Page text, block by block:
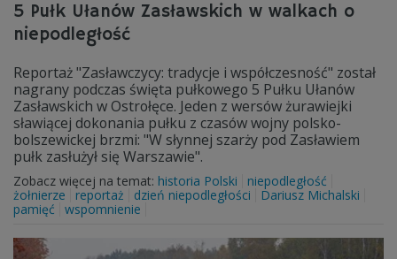
5 Pułk Ułanów Zasławskich w walkach o
niepodległość
Reportaż "Zasławczycy: tradycje i współczesność" został
nagrany podczas święta pułkowego 5 Pułku Ułanów
Zasławskich w Ostrołęce. Jeden z wersów żurawiejki
sławiącej dokonania pułku z czasów wojny polsko-
bolszewickej brzmi: "W słynnej szarży pod Zasławiem
pułk zasłużył się Warszawie".
Zobacz więcej na temat: historia Polski
niepodległość
żołnierze
reportaż dzień niepodległości
Dariusz Michalski
pamięć
wspomnienie